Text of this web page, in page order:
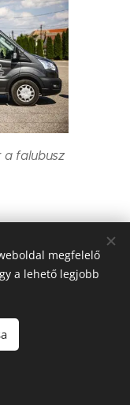
a falubusz
jog fenntartva.
megfelelő
a lehető legjobb